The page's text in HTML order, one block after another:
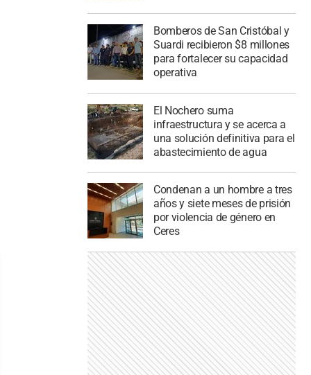
Bomberos de San Cristóbal y
Suardi recibieron $8 millones
para fortalecer su capacidad
operativa
El Nochero suma
infraestructura y se acerca a
una solución definitiva para el
abastecimiento de agua
Condenan a un hombre a tres
años y siete meses de prisión
por violencia de género en
Ceres